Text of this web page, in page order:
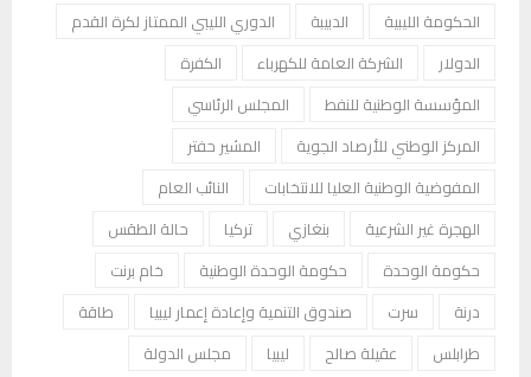
الحكومة الليبية
الدبيبة
الدوري الليبي الممتاز لكرة القدم
الدولار
الشركة العامة للكهرباء
الكفرة
المؤسسة الوطنية للنفط
المجلس الرئاسي
المركز الوطني للأرصاد الجوية
المشير حفتر
المفوضية الوطنية العليا للانتخابات
النائب العام
الهجرة غير الشرعية
بنغازي تركيا
حالة الطقس
حكومة الوحدة
حكومة الوحدة الوطنية
خام برنت
درنة
سرت صندوق التنمية وإعادة إعمار ليبيا
طاقة
طرابلس
عقيلة صالح ليبيا
مجلس الدولة